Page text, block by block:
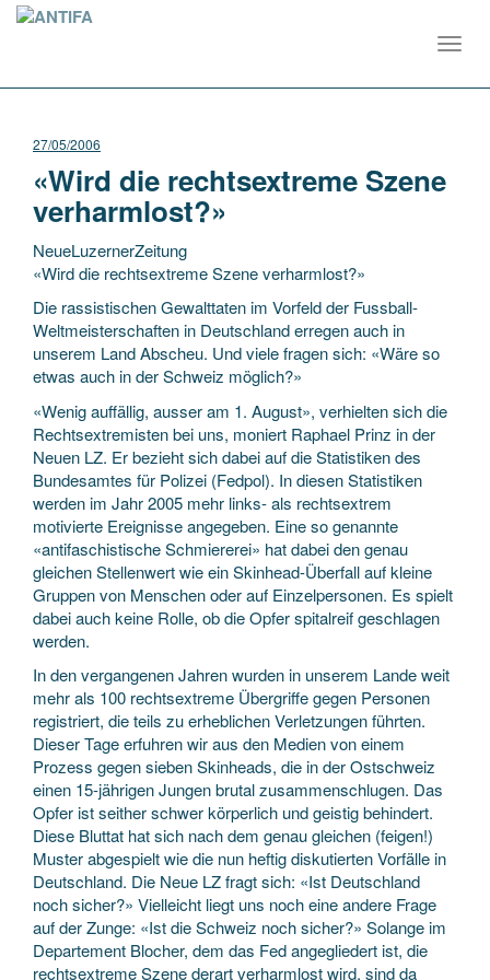
27/05/2006
«Wird die rechtsextreme Szene
verharmlost?»
NeueLuzernerZeitung
«Wird die rechtsextreme Szene verharmlost?»
Die rassistischen Gewalttaten im Vorfeld der Fussball-
Weltmeisterschaften in Deutschland erregen auch in
unserem Land Abscheu. Und viele fragen sich: «Wäre so
etwas auch in der Schweiz möglich?»
«Wenigauffällig, ausser am 1. August», verhielten sich die
Rechtsextremisten bei uns, moniert Raphael Prinz in der
Neuen LZ. Er bezieht sich dabei auf die Statistiken des
Bundesamtes für Polizei (Fedpol). In diesen Statistiken
werden im Jahr 2005 mehr links- als rechtsextrem
motivierte Ereignisse angegeben. Eine so genannte
«antifaschistische Schmiererei» hat dabei den genau
gleichen Stellenwert wie ein Skinhead-Überfall auf kleine
Gruppen von Menschen oder auf Einzelpersonen. Es spielt
dabei auch keine Rolle, ob die Opfer spitalreif geschlagen
werden.
In den vergangenen Jahren wurden in unserem Lande weit
mehr als 100 rechtsextreme Übergriffe gegen Personen
registriert, die teils zu erheblichen Verletzungen führten.
Dieser Tage erfuhren wir aus den Medien von einem
Prozess gegen sieben Skinheads, die in der Ostschweiz
einen 15-jährigen Jungen brutal zusammenschlugen. Das
Opfer ist seither schwer körperlich und geistig behindert.
Diese Bluttat hat sich nach dem genau gleichen (feigen!)
Muster abgespielt wie die nun heftig diskutierten Vorfälle in
Deutschland. Die Neue LZ fragt sich: «Ist Deutschland
noch sicher?» Vielleicht liegt uns noch eine andere Frage
auf der Zunge: «Ist die Schweiz noch sicher?» Solange im
Departement Blocher, dem das Fed angegliedert ist, die
rechtsextreme Szene derart verharmlost wird, sind da